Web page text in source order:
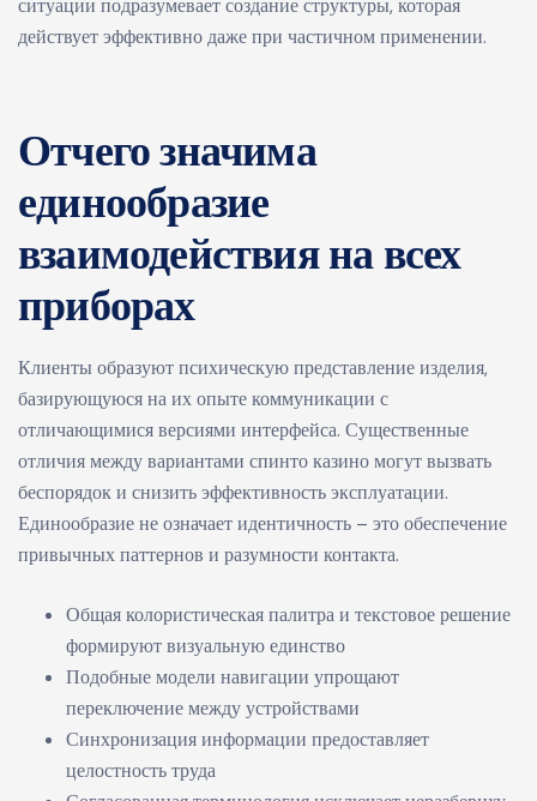
ситуации подразумевает создание структуры, которая
действует эффективно даже при частичном применении.
Отчего значима
единообразие
взаимодействия на всех
приборах
Клиенты образуют психическую представление изделия,
базирующуюся на их опыте коммуникации с
отличающимися версиями интерфейса. Существенные
отличия между вариантами спинто казино могут вызвать
беспорядок и снизить эффективность эксплуатации.
Единообразие не означает идентичность – это обеспечение
привычных паттернов и разумности контакта.
Общая колористическая палитра и текстовое решение
формируют визуальную единство
Подобные модели навигации упрощают
переключение между устройствами
Синхронизация информации предоставляет
целостность труда